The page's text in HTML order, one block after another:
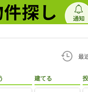
最
建てる